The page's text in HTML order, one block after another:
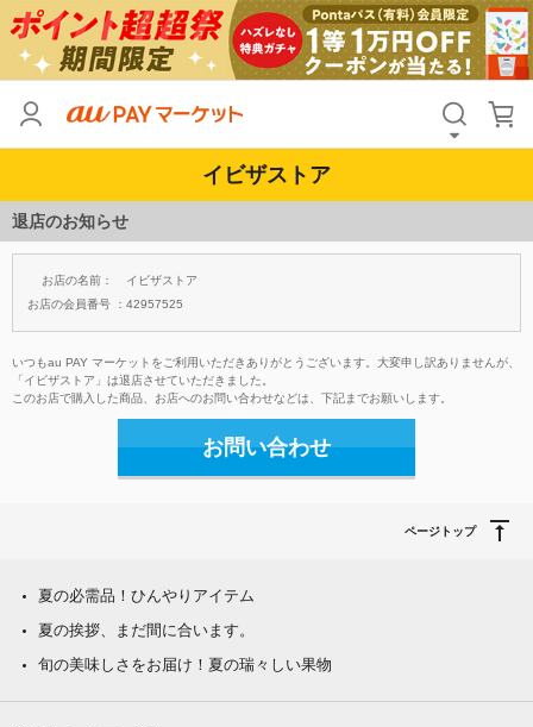
イビザストア
退店のお知らせ
お店の名前：
イビザストア
お店の会員番号 ： 42957525
いつもau PAY マーケットをご利用いただきありがとうございます。大変申し訳ありませんが、
「イビザストア」は退店させていただきました。
このお店で購入した商品、お店へのお問い合わせなどは、下記までお願いします。
お問い合わせ
ページトップ
夏の必需品！ひんやりアイテム
夏の挨拶、まだ間に合います。
旬の美味しさをお届け！夏の瑞々しい果物